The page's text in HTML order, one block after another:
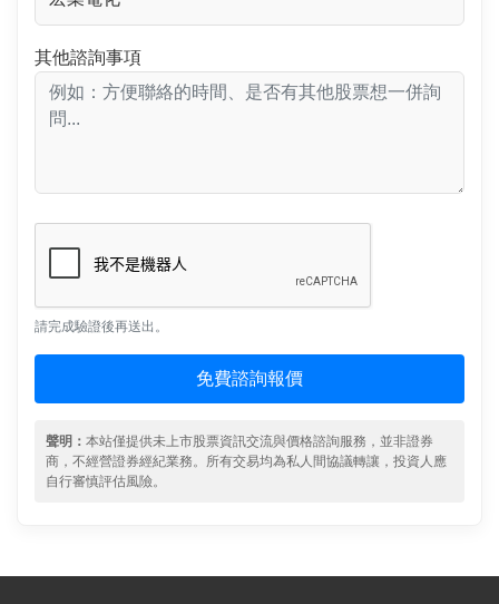
其他諮詢事項
請完成驗證後再送出。
免費諮詢報價
聲明： 本站僅提供未上市股票資訊交流與價格諮詢服務，並非證券
商，不經營證券經紀業務。所有交易均為私人間協議轉讓，投資人應
自行審慎評估風險。